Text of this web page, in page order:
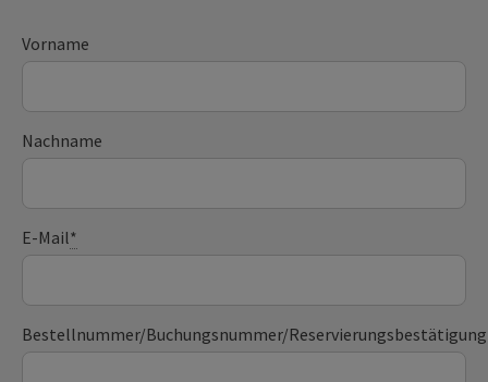
Vorname
Nachname
E-Mail*
Bestellnummer/Buchungsnummer/Reservierungsbestätigung